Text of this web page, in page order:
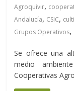
Agroquivir,
Andalucía, CSIC,
Grupos Operativos,
Se ofrece una
medio
Cooperativas